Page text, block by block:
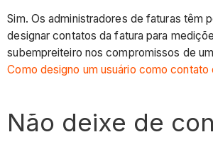
Sim. Os administradores de faturas têm
designar contatos da fatura para
subempreiteiro nos compromissos de
Como designo um usuário como contato
Não deixe de